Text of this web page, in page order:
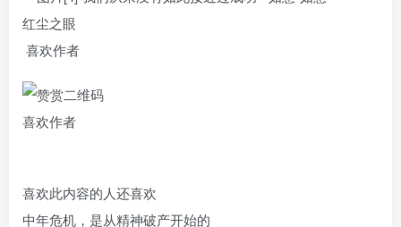
红尘之眼
喜欢作者
喜欢作者
喜欢此内容的人还喜欢
中年危机，是从精神破产开始的